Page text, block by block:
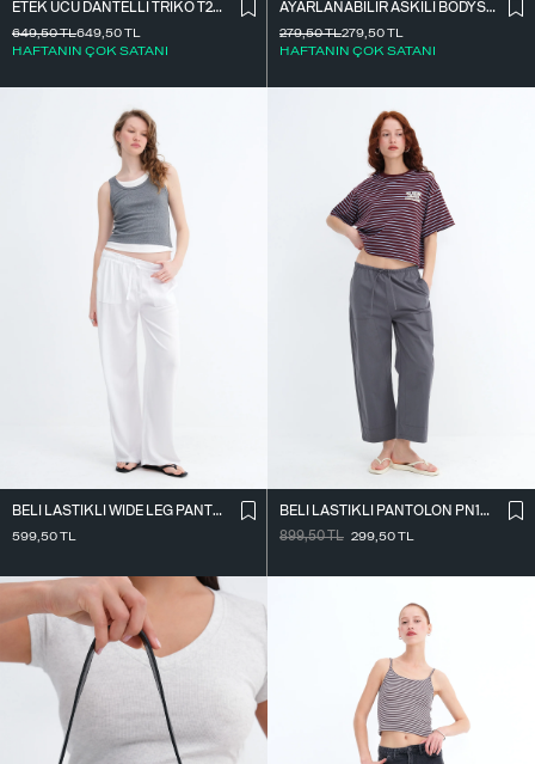
ETEK UCU DANTELLI TRIKO T261025
649,50TL
HAFTANIN ÇOK SATANI
649,50TL
AYARLANABILIR ASKILI BODYSUIT Z2011
279,50TL
HAFTANIN ÇOK SATANI
279,50TL
BELI LASTIKLI WIDE LEG PANTOLON PN2622
599,50TL
BELI LASTIKLI PANTOLON PN18178
899,50TL 299,50TL